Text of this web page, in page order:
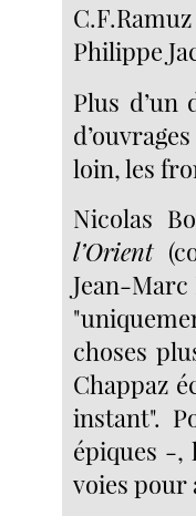
Philippe
Plus d’un
loin, les
Nicolas
l’Orient
Jean-
choses
Chappaz
instant".
épiques -,
voies pour